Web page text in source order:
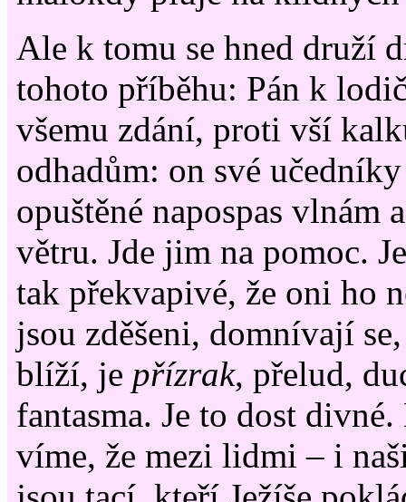
Ale k tomu se hned druží
tohoto příběhu: Pán k
všemu zdání, proti vší
odhadům: on své učedníky
opuštěné napospas vlnám
větru. Jde jim na pomoc.
tak překvapivé, že oni ho
jsou zděšeni, domnívají
blíží, je přízrak, přelud,
fantasma. Je to dost
víme, že mezi lidmi – i